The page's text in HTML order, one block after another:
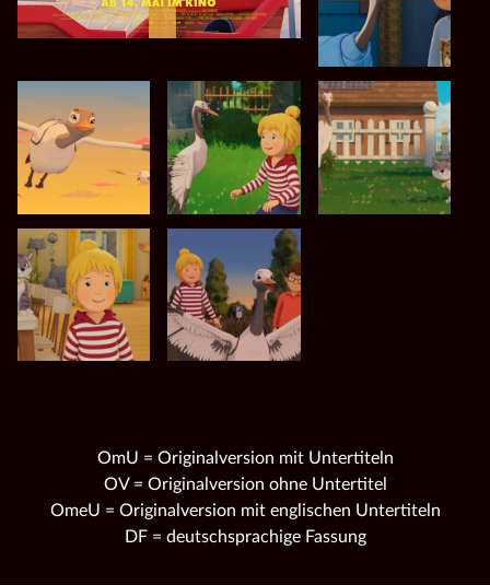
OmU = Originalversion mit Untertiteln
OV = Originalversion ohne Untertitel
OmeU = Originalversion mit englischen Untertiteln
DF = deutschsprachige Fassung